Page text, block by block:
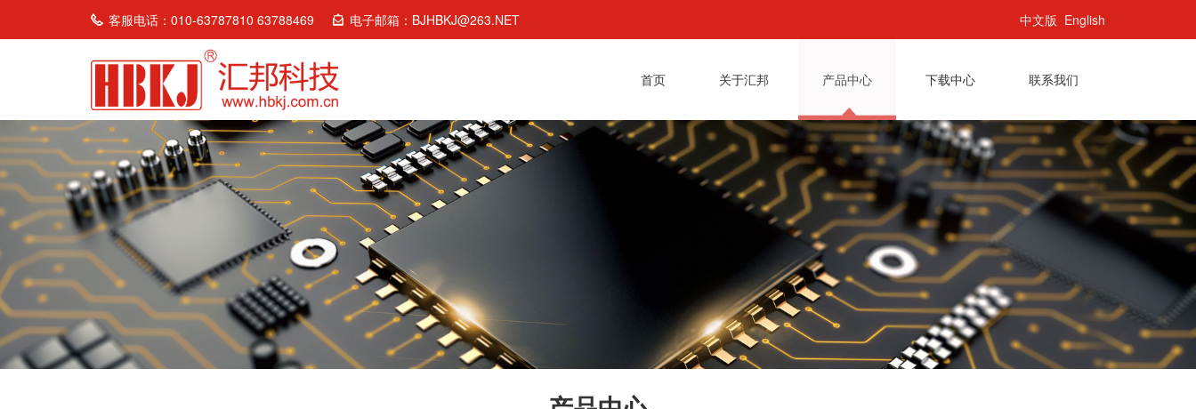
客服电话：010-63787810 63788469 电子邮箱：BJHBKJ@263.NET 中文版 English
首页 关于汇邦 产品中心 下载中心 联系我们